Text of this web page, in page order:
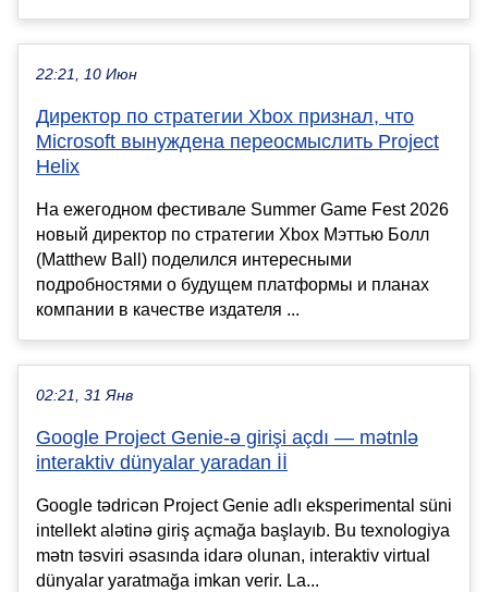
22:21, 10 Июн
Директор по стратегии Xbox признал, что
Microsoft вынуждена переосмыслить Project
Helix
На ежегодном фестивале Summer Game Fest 2026
новый директор по стратегии Xbox Мэттью Болл
(Matthew Ball) поделился интересными
подробностями о будущем платформы и планах
компании в качестве издателя ...
02:21, 31 Янв
Google Project Genie-ə girişi açdı — mətnlə
interaktiv dünyalar yaradan İİ
Google tədricən Project Genie adlı eksperimental süni
intellekt alətinə giriş açmağa başlayıb. Bu texnologiya
mətn təsviri əsasında idarə olunan, interaktiv virtual
dünyalar yaratmağa imkan verir. La...